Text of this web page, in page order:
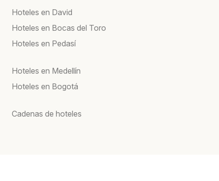
Hoteles en David
Hoteles en Bocas del Toro
Hoteles en Pedasí
Hoteles en Medellín
Hoteles en Bogotá
Cadenas de hoteles